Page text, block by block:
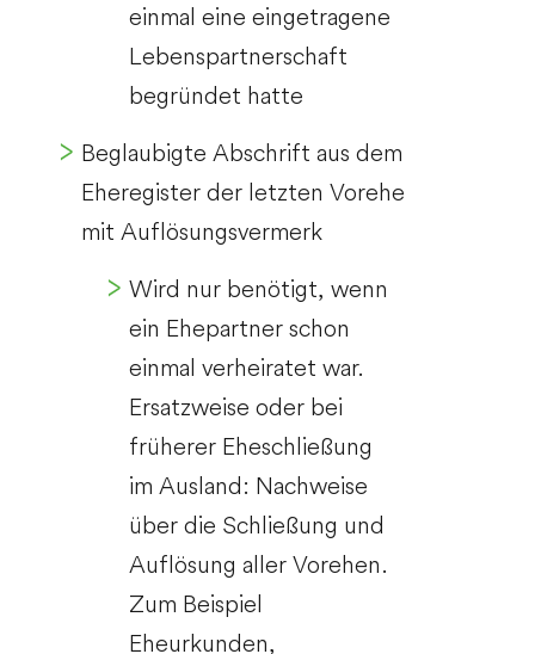
einmal eine eingetragene
Lebenspartnerschaft
begründet hatte
Beglaubigte Abschrift aus dem
Eheregister der letzten Vorehe
mit Auflösungsvermerk
Wird nur benötigt, wenn
ein Ehepartner schon
einmal verheiratet war.
Ersatzweise oder bei
früherer Eheschließung
im Ausland: Nachweise
über die Schließung und
Auflösung aller Vorehen.
Zum Beispiel
Eheurkunden,